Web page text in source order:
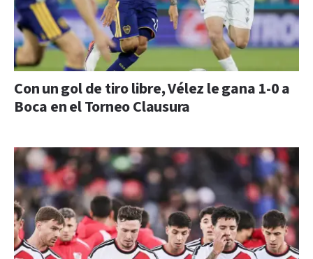
Con un gol de tiro libre, Vélez le gana 1-0 a
Boca en el Torneo Clausura